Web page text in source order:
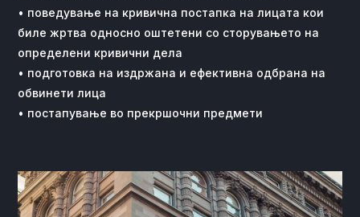
• поведување на кривична постапка на лицата кои
биле жртва односно оштетени со сторувањето на
определени кривични дела
• подготовка на издржана и ефективна одбрана на
обвинети лица
• постапување во прекршочни предмети